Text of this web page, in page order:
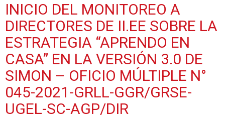
INICIO DEL MONITOREO A
DIRECTORES DE II.EE SOBRE LA
ESTRATEGIA “APRENDO EN
CASA” EN LA VERSIÓN 3.0 DE
SIMON – OFICIO MÚLTIPLE N°
045-2021-GRLL-GGR/GRSE-
UGEL-SC-AGP/DIR